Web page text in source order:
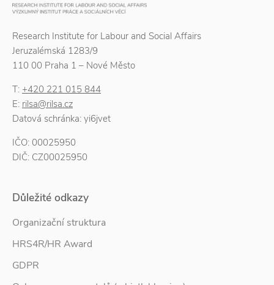
Research Institute for Labour and Social Affairs
Jeruzalémská 1283/9
110 00 Praha 1 – Nové Město
T: +420 221 015 844
E: rilsa@rilsa.cz
Datová schránka: yi6jvet
IČO: 00025950
DIČ: CZ00025950
Důležité odkazy
Organizační struktura
HRS4R/HR Award
GDPR